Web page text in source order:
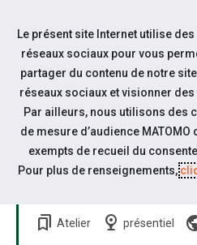
Aller au contenu
IDENTIFIER ET
SES
bookmarks Atelier nest_cam_indoor présentiel
Le présent site Internet utilise
réseaux sociaux pour vous
partager du contenu de notre
réseaux sociaux et visionner
Par ailleurs, nous utilisons des
de mesure d’audience MATOMO
exempts de recueil du
Pour plus de renseignements,